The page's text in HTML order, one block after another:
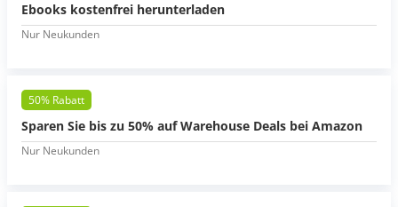
Ebooks kostenfrei herunterladen
Nur Neukunden
50% Rabatt
Sparen Sie bis zu 50% auf Warehouse Deals bei Amazon
Nur Neukunden